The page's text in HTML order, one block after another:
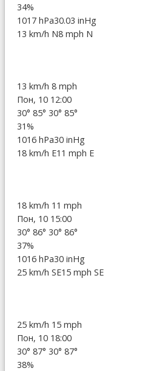
34%
1017 hPa30.03 inHg
13 km/h N8 mph N
13 km/h 8 mph
Пон, 10 12:00
30° 85° 30° 85°
31%
1016 hPa30 inHg
18 km/h E11 mph E
18 km/h 11 mph
Пон, 10 15:00
30° 86° 30° 86°
37%
1016 hPa30 inHg
25 km/h SE15 mph SE
25 km/h 15 mph
Пон, 10 18:00
30° 87° 30° 87°
38%